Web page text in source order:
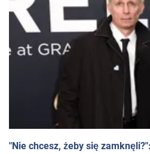
"Nie chcesz, żeby się